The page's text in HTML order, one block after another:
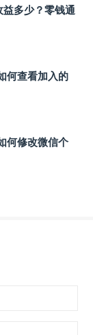
多少？零钱通
何查看加入的
何修改微信个